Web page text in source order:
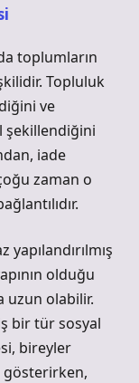
toplumların
Topluluk
ve
şekillendiğini
iade
zaman o
olduğu
uzun olabilir.
bir tür sosyal
bireyler
gösterirken,